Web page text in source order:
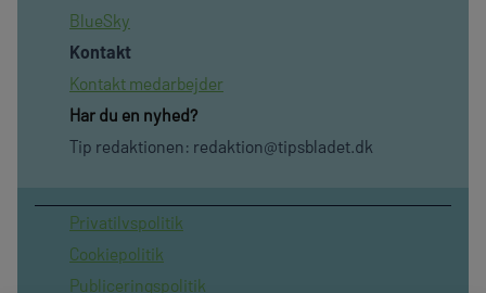
BlueSky
Kontakt
Kontakt medarbejder
Har du en nyhed?
Tip redaktionen: redaktion@tipsbladet.dk
Privatilvspolitik
Cookiepolitik
Publiceringspolitik